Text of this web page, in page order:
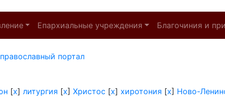
Епархиальные учреждения Благочиния и
портал
[x] литургия [x] Христос [x] хиротония [x] Ново-